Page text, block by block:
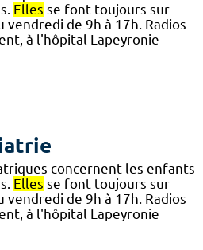
Elles se font toujours sur
vendredi de 9h à 17h. Radios
à l'hôpital Lapeyronie
concernent les enfants
Elles se font toujours sur
vendredi de 9h à 17h. Radios
à l'hôpital Lapeyronie